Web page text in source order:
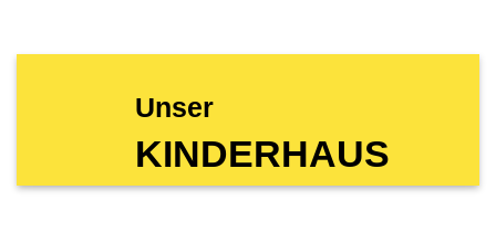
Unser
KINDERHAUS